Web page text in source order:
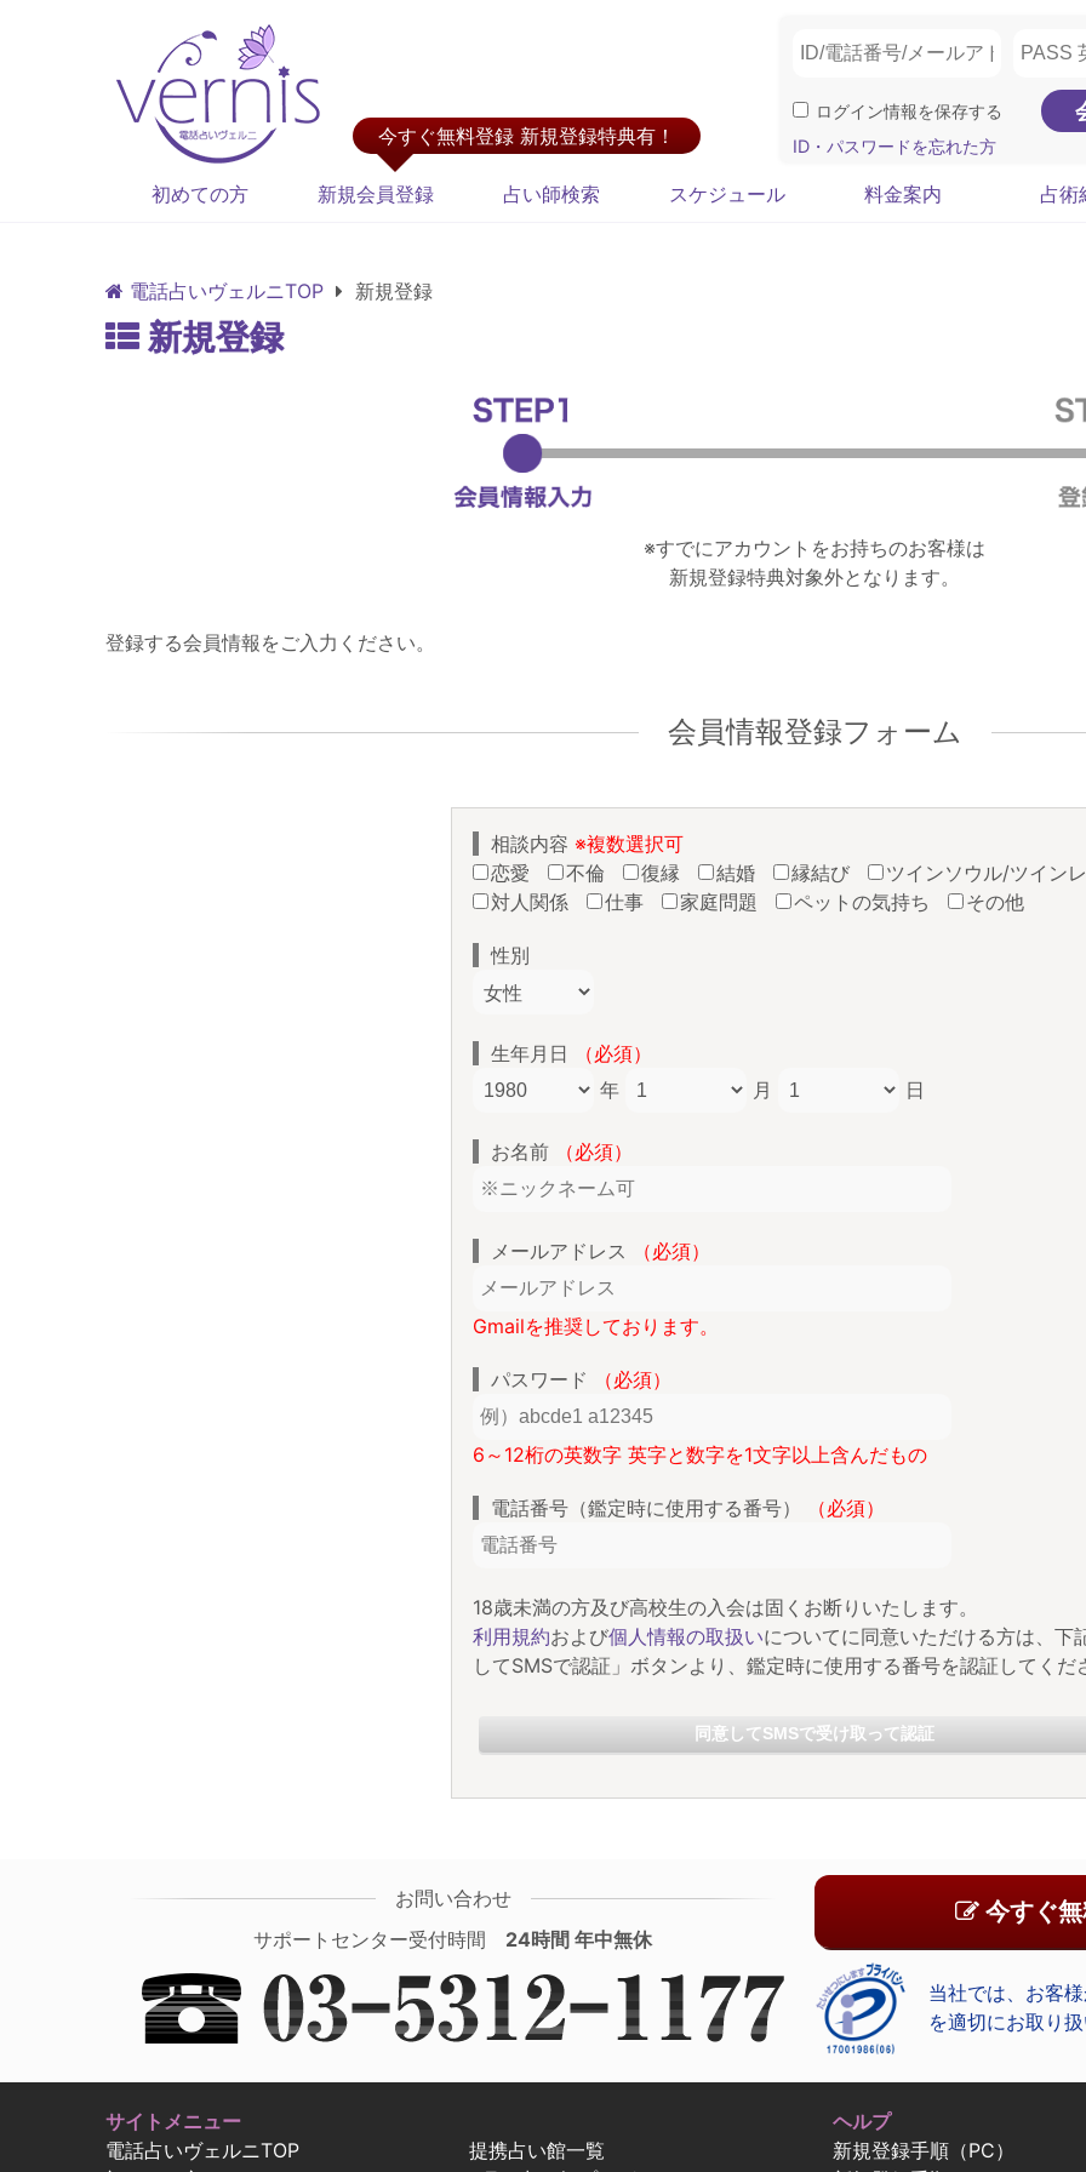
今すぐ無料登録 新規登録特典有！
ログイン情報を保存する
ID・パスワードを忘れた方
初めての方 新規会員登録 占い師検索 スケジュール 料金案内 占術
電話占いヴェルニTOP 新規登録
新規登録
※すでにアカウントをお持ちのお客様は
新規登録特典対象外となります。
登録する会員情報をご入力ください。
会員情報登録フォーム
相談内容 ※複数選択可
恋愛
不倫 復縁 結婚 縁結び
ツインソウル/ツイン
対人関係
仕事 家庭問題 ペットの気持ち その他
性別
生年月日
（必須）
年
月 日
お名前 （必須）
メールアドレス （必須）
Gmailを推奨しております。
パスワード （必須）
6～12桁の英数字 英字と数字を1文字以上含んだもの
電話番号（鑑定時に使用する番号） （必須）
18歳未満の方及び高校生の入会は固くお断りいたします。
利用規約および個人情報の取扱いについてに同意いただける方は、下
してSMSで認証」ボタンより、鑑定時に使用する番号を認証してくだ
同意してSMSで受け取って認証
お問い合わせ
サポートセンター受付時間 24時間 年中無休
今すぐ無
当社では、お客
を適切にお取り
サイトメニュー
電話占いヴェルニTOP
提携占い館一覧
ヘルプ
新規登録手順（PC）